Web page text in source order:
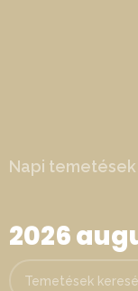
Napi temetések
2026